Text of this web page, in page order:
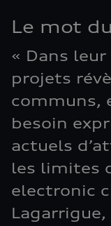
Le mot
« Dans
projets
communs,
besoin
actuels
les limites
electronic